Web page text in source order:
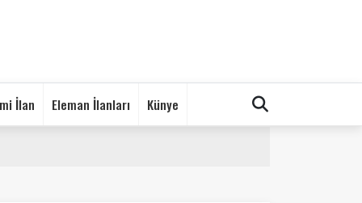
İlan Eleman İlanları Künye